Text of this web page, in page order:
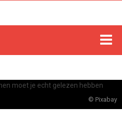
© Pixabay